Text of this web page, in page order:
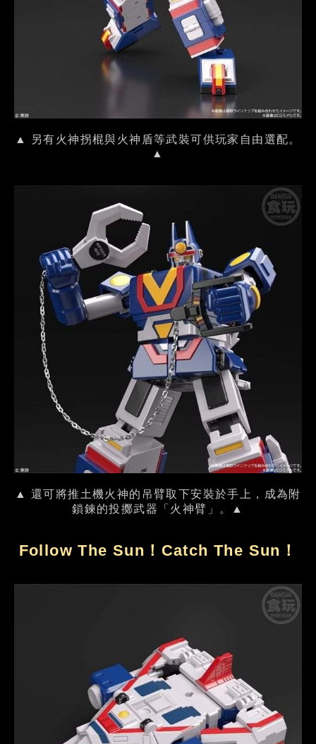
▲ 另有火神拐棍與火神盾等武裝可供玩家自由選配。
▲
▲ 還可將推土機火神的吊臂取下安裝於手上，成為附
鎖鍊的投擲武器「火神臂」。▲
Follow The Sun！Catch The Sun！